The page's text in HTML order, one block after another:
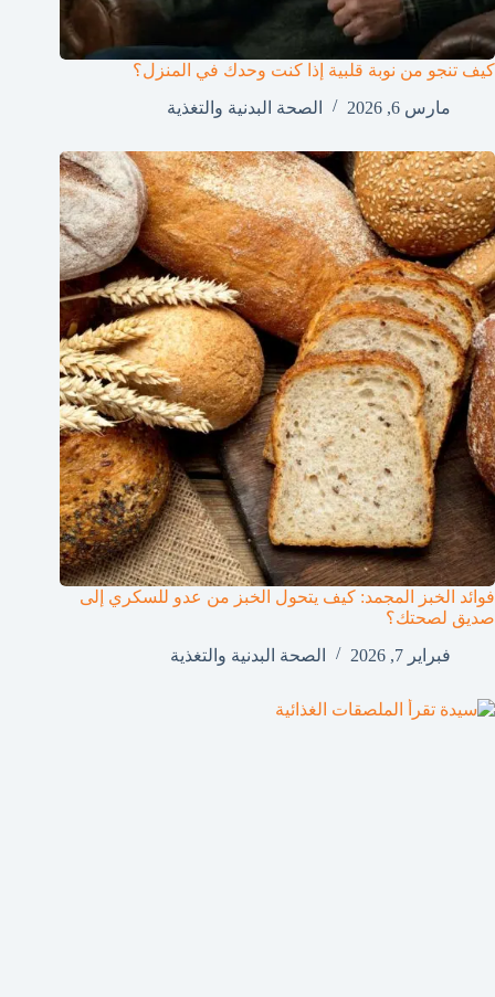
كيف تنجو من نوبة قلبية إذا كنت وحدك في المنزل؟
مارس 6, 2026
الصحة البدنية والتغذية
فوائد الخبز المجمد: كيف يتحول الخبز من عدو للسكري إلى
صديق لصحتك؟
فبراير 7, 2026
الصحة البدنية والتغذية